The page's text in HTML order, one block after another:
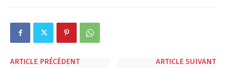
ARTICLE PRÉCÉDENT ARTICLE SUIVANT